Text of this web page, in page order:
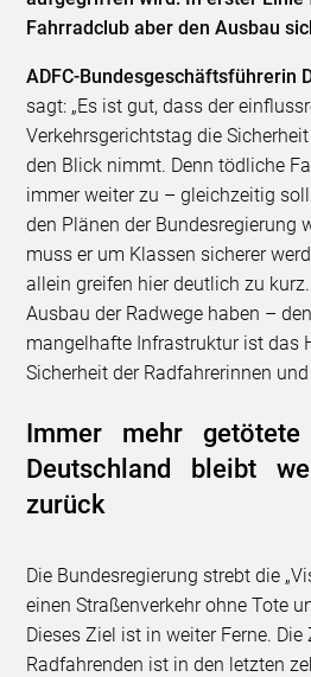
Fahrradclub aber den Ausbau
ADFC-Bundesgeschäftsführerin
sagt: „Es ist gut, dass der
Verkehrsgerichtstag die
den Blick nimmt. Denn tödliche
immer weiter zu – gleichzeitig
den Plänen der Bundesregierung
muss er um Klassen sicherer
allein greifen hier deutlich zu
Ausbau der Radwege haben –
mangelhafte Infrastruktur ist das
Sicherheit der Radfahrerinnen und
Immer mehr getötete
Deutschland bleibt
zurück
Die Bundesregierung strebt die
einen Straßenverkehr ohne Tote
Dieses Ziel ist in weiter Ferne.
Radfahrenden ist in den letzten